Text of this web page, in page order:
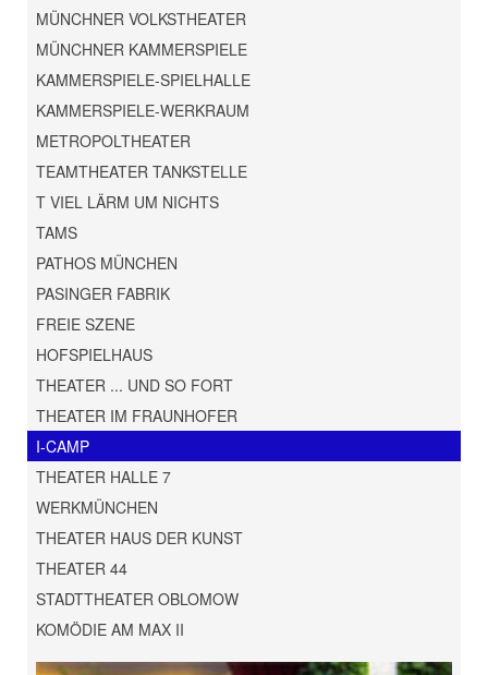
MÜNCHNER VOLKSTHEATER
MÜNCHNER KAMMERSPIELE
KAMMERSPIELE-SPIELHALLE
KAMMERSPIELE-WERKRAUM
METROPOLTHEATER
TEAMTHEATER TANKSTELLE
T VIEL LÄRM UM NICHTS
TAMS
PATHOS MÜNCHEN
PASINGER FABRIK
FREIE SZENE
HOFSPIELHAUS
THEATER ... UND SO FORT
THEATER IM FRAUNHOFER
I-CAMP
THEATER HALLE 7
WERKMÜNCHEN
THEATER HAUS DER KUNST
THEATER 44
STADTTHEATER OBLOMOW
KOMÖDIE AM MAX II